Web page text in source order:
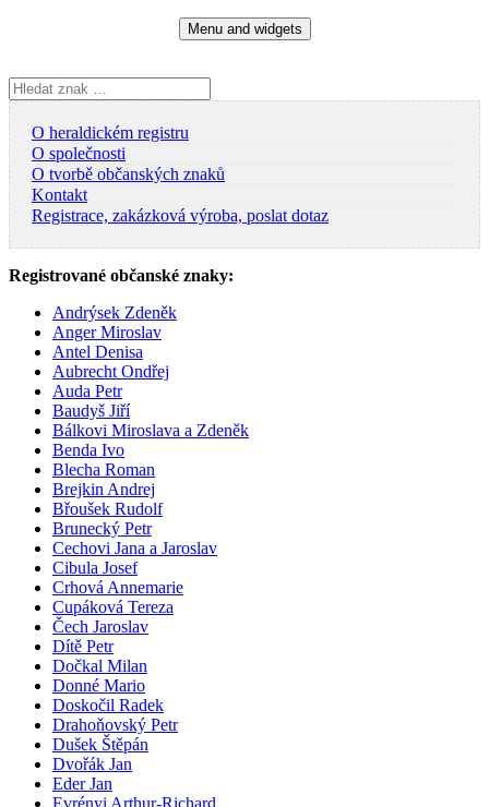
Menu and widgets
Vyhledávání
O heraldickém registru
O společnosti
O tvorbě občanských znaků
Kontakt
Registrace, zakázková výroba, poslat dotaz
Registrované občanské znaky:
Andrýsek Zdeněk
Anger Miroslav
Antel Denisa
Aubrecht Ondřej
Auda Petr
Baudyš Jiří
Bálkovi Miroslava a Zdeněk
Benda Ivo
Blecha Roman
Brejkin Andrej
Břoušek Rudolf
Brunecký Petr
Cechovi Jana a Jaroslav
Cibula Josef
Crhová Annemarie
Cupáková Tereza
Čech Jaroslav
Dítě Petr
Dočkal Milan
Donné Mario
Doskočil Radek
Drahoňovský Petr
Dušek Štěpán
Dvořák Jan
Eder Jan
Evrényi Arthur-Richard